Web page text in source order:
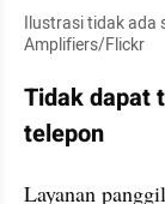
Ilustrasi tidak ada
Amplifiers/Flickr
Tidak dapat
telepon
Layanan